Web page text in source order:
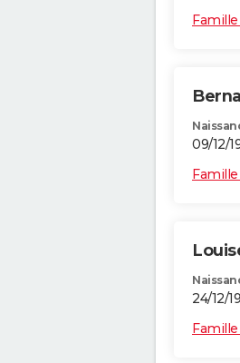
Famille
09/12/
Famille
24/12/